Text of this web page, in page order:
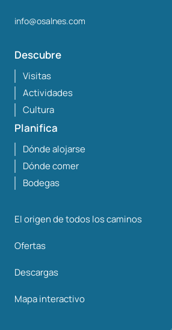
info@osalnes.com
Descubre
Visitas
Actividades
Cultura
Planifica
Dónde alojarse
Dónde comer
Bodegas
El origen de todos los caminos
Ofertas
Descargas
Mapa interactivo